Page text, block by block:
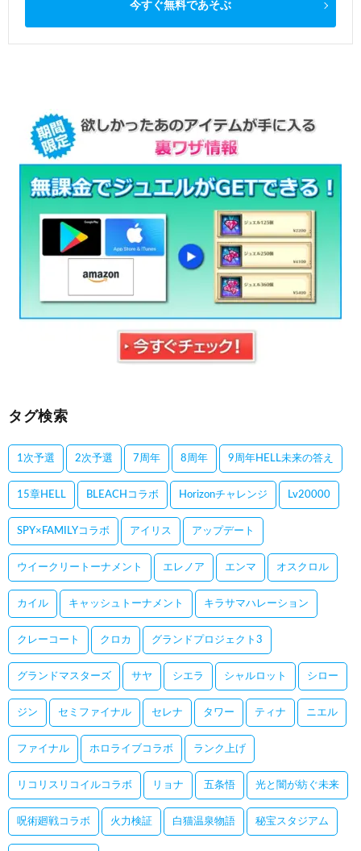
今すぐ無料であそぶ
タグ検索
1次予選 2次予選 7周年 8周年 9周年HELL未来の答え
15章HELL BLEACHコラボ Horizonチャレンジ Lv20000
SPY×FAMILYコラボ アイリス アップデート
ウイークリートーナメント エレノア エンマ オスクロル
カイル キャッシュトーナメント キラサマハレーション
クレーコート クロカ グランドプロジェクト3
グランドマスターズ サヤ シエラ シャルロット シロー
ジン セミファイナル セレナ タワー ティナ ニエル
ファイナル ホロライブコラボ ランク上げ
リコリスリコイルコラボ リョナ 五条悟 光と闇が紡ぐ未来
呪術廻戦コラボ 火力検証 白猫温泉物語 秘宝スタジアム